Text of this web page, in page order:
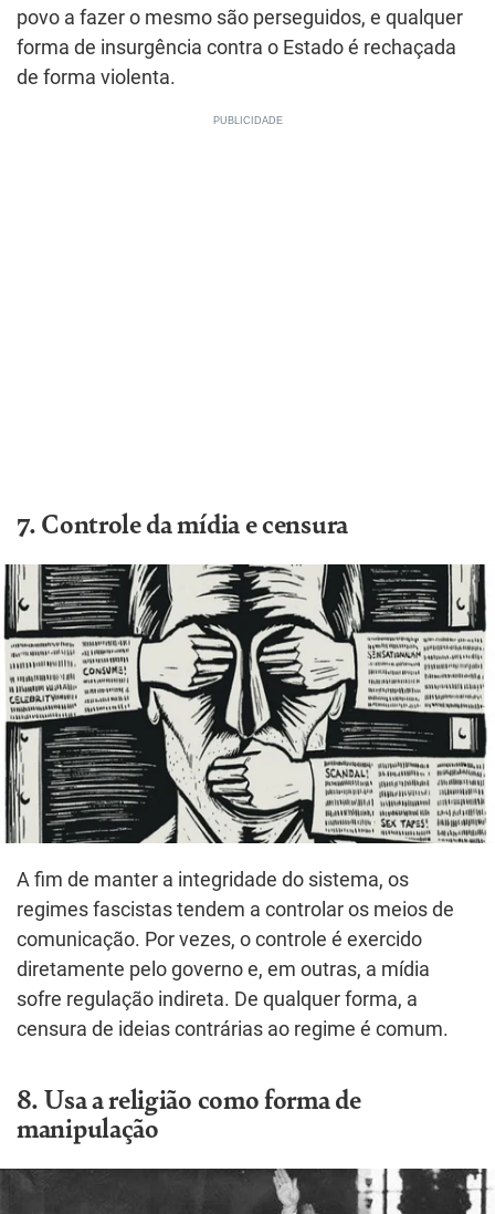
povo a fazer o mesmo são perseguidos, e qualquer
forma de insurgência contra o Estado é rechaçada
de forma violenta.
7. Controle da mídia e censura
A fim de manter a integridade do sistema, os
regimes fascistas tendem a controlar os meios de
comunicação. Por vezes, o controle é exercido
diretamente pelo governo e, em outras, a mídia
sofre regulação indireta. De qualquer forma, a
censura de ideias contrárias ao regime é comum.
8. Usa a religião como forma de
manipulação